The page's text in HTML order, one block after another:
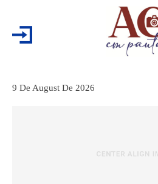
9 De August De 2026